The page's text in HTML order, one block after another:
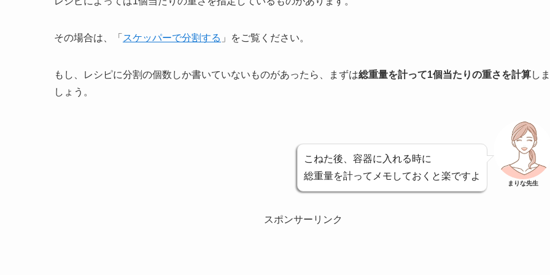
その場合は、「 スケッパーで分割する 」をご覧ください。
もし、レシピに分割の個数しか書いていないものがあったら、まずは総重量を計って1個当たりの重さを計算しま
しょう。
こねた後、容器に入れる時に
総重量を計ってメモしておくと楽ですよ
まりな先生
スポンサーリンク